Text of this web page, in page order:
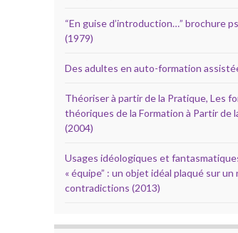
“En guise d’introduction…” brochure
(1979)
Des adultes en auto-formation
Théoriser à partir de la Pratique, Les
théoriques de la Formation à Partir de
(2004)
Usages idéologiques et
« équipe” : un objet idéal plaqué sur
contradictions (2013)